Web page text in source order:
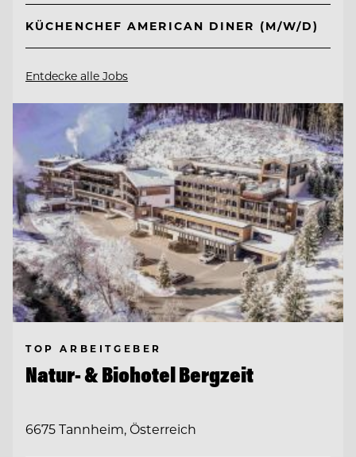
KÜCHENCHEF AMERICAN DINER (M/W/D)
Entdecke alle Jobs
TOP ARBEITGEBER
Natur- & Biohotel Bergzeit
6675 Tannheim, Österreich